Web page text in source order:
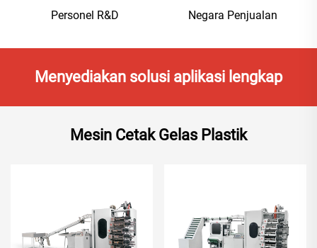
Personel R&D Negara Penjualan
Menyediakan solusi aplikasi lengkap
Mesin Cetak Gelas Plastik